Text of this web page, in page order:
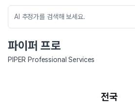
파이퍼 프로
PIPER Professional Services